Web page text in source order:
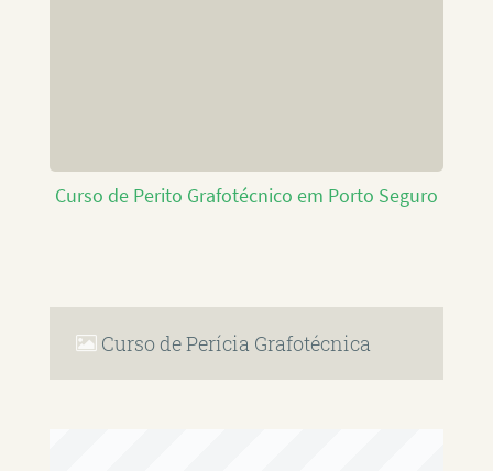
Curso de Perito Grafotécnico em Porto Seguro
Curso de Perícia Grafotécnica